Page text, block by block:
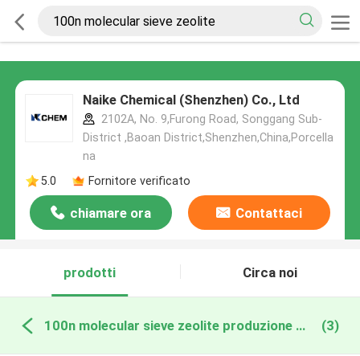
Naike Chemical (Shenzhen) Co., Ltd
2102A, No. 9,Furong Road, Songgang Sub-
District ,Baoan District,Shenzhen,China,Porcella
na
5.0
Fornitore verificato
chiamare ora Contattaci
prodotti Circa noi
100n molecular sieve zeolite produzione online (3)